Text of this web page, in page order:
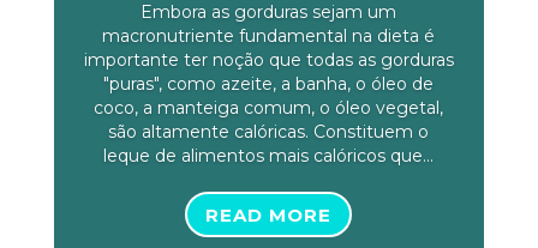
Embora as gorduras sejam um
macronutriente fundamental na dieta é
importante ter noção que todas as gorduras
"puras", como azeite, a banha, o óleo de
coco, a manteiga comum, o óleo vegetal,
são altamente calóricas. Constituem o
leque de alimentos mais calóricos que...
READ MORE